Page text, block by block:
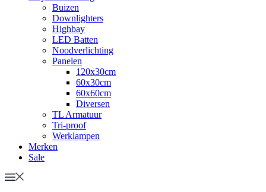
Buizen
Downlighters
Highbay
LED Batten
Noodverlichting
Panelen
120x30cm
60x30cm
60x60cm
Diversen
TL Armatuur
Tri-proof
Werklampen
Merken
Sale